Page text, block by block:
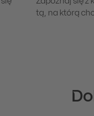
Zapoznaj się z
tą, na którą